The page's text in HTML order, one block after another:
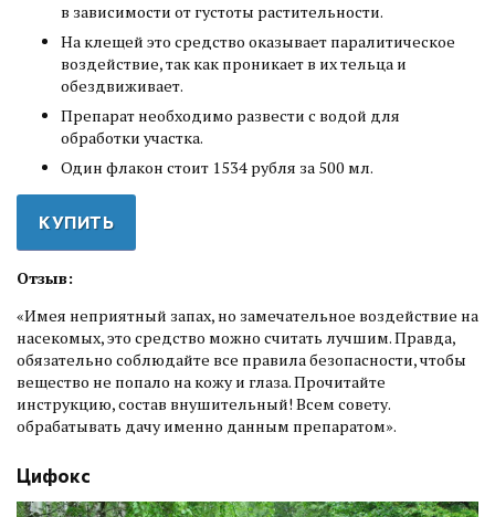
в зависимости от густоты растительности.
На клещей это средство оказывает паралитическое
воздействие, так как проникает в их тельца и
обездвиживает.
Препарат необходимо развести с водой для
обработки участка.
Один флакон стоит 1534 рубля за 500 мл.
КУПИТЬ
Отзыв:
«Имея неприятный запах, но замечательное воздействие на
насекомых, это средство можно считать лучшим. Правда,
обязательно соблюдайте все правила безопасности, чтобы
вещество не попало на кожу и глаза. Прочитайте
инструкцию, состав внушительный! Всем совету.
обрабатывать дачу именно данным препаратом».
Цифокс